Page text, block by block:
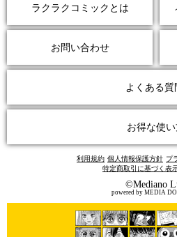
ラクラクコミックとは
お問い合わせ
よくある質
お得な使
利用規約 個人情報保護方針 プ
特定商取引に基づく表
©Mediano
powered by MEDIA